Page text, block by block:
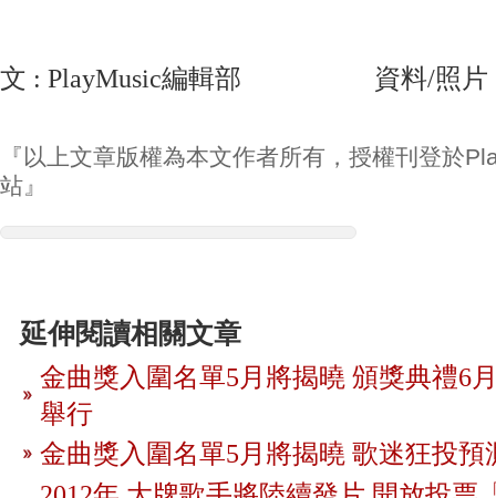
文 : PlayMusic編輯部 資料/照片 :
『以上文章版權為本文作者所有，授權刊登於
站』
延伸閱讀相關文章
金曲獎入圍名單5月將揭曉 頒獎典禮6
舉行
金曲獎入圍名單5月將揭曉 歌迷狂投預